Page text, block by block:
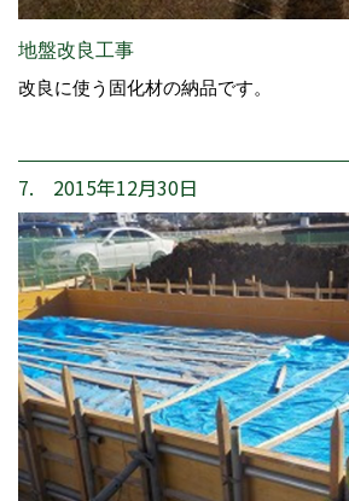
地盤改良工事
改良に使う固化材の納品です。
7. 2015年12月30日